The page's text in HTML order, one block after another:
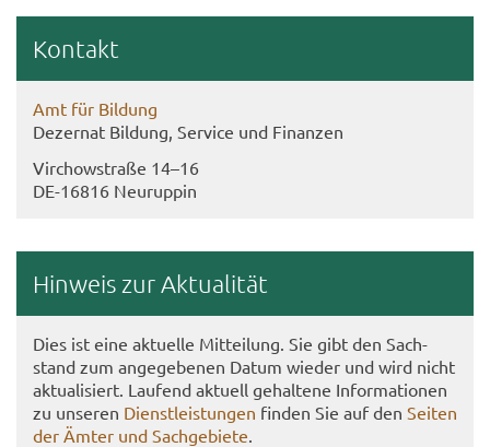
Kon­takt
Amt für Bil­dung
De­zer­nat Bil­dung, Ser­vice und Fi­nan­zen
Virch­ow­stra­ße 14–16
DE-​16816 Neu­rup­pin
Hin­weis zur Ak­tua­li­tät
Dies ist eine ak­tu­el­le Mit­tei­lung. Sie gibt den Sach­
stand zum an­ge­ge­be­nen Datum wie­der und wird nicht
ak­tua­li­siert. Lau­fend ak­tu­ell ge­hal­te­ne In­for­ma­tio­nen
zu un­se­ren Dienst­leis­tun­gen fin­den Sie auf den Sei­ten
der Ämter und Sach­ge­bie­te